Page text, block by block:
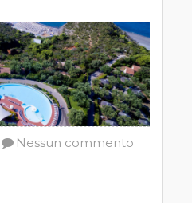
Nessun commento